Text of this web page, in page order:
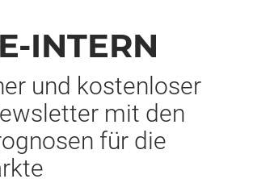
INTERN
und kostenloser
mit den
für die